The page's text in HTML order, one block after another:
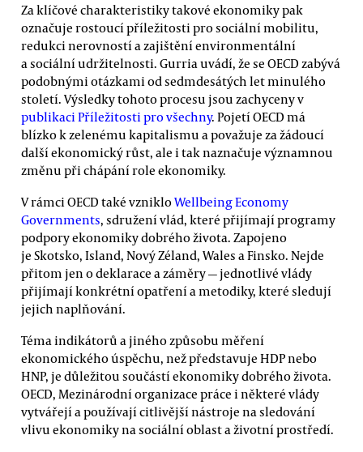
Za klíčové charakteristiky takové ekonomiky pak
označuje rostoucí příležitosti pro sociální mobilitu,
redukci nerovností a zajištění environmentální
a sociální udržitelnosti. Gurria uvádí, že se OECD zabývá
podobnými otázkami od sedmdesátých let minulého
století. Výsledky tohoto procesu jsou zachyceny v
publikaci Příležitosti pro všechny. Pojetí OECD má
blízko k zelenému kapitalismu a považuje za žádoucí
další ekonomický růst, ale i tak naznačuje významnou
změnu při chápání role ekonomiky.
V rámci OECD také vznikloWellbeing Economy
Governments, sdružení vlád, které přijímají programy
podpory ekonomiky dobrého života. Zapojeno
je Skotsko, Island, Nový Zéland, Wales a Finsko. Nejde
přitom jen o deklarace a záměry — jednotlivé vlády
přijímají konkrétní opatření a metodiky, které sledují
jejich naplňování.
Téma indikátorů a jiného způsobu měření
ekonomického úspěchu, než představuje HDP nebo
HNP, je důležitou součástí ekonomiky dobrého života.
OECD, Mezinárodní organizace práce i některé vlády
vytvářejí a používají citlivější nástroje na sledování
vlivu ekonomiky na sociální oblast a životní prostředí.